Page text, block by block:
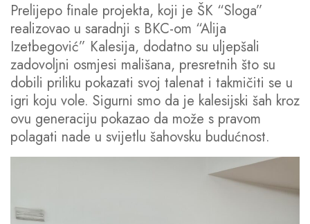
Prelijepo finale projekta, koji je ŠK “Sloga”
realizovao u saradnji s BKC-om “Alija
Izetbegović” Kalesija, dodatno su uljepšali
zadovoljni osmjesi mališana, presretnih što su
dobili priliku pokazati svoj talenat i takmičiti se u
igri koju vole. Sigurni smo da je kalesijski šah kroz
ovu generaciju pokazao da može s pravom
polagati nade u svijetlu šahovsku budućnost.